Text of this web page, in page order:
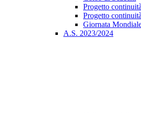
Progetto
Progetto
Giornata
A.S. 2023/2024